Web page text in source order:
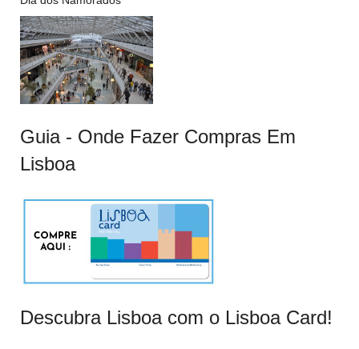
Guia - Onde Fazer Compras Em
Lisboa
Descubra Lisboa com o Lisboa Card!